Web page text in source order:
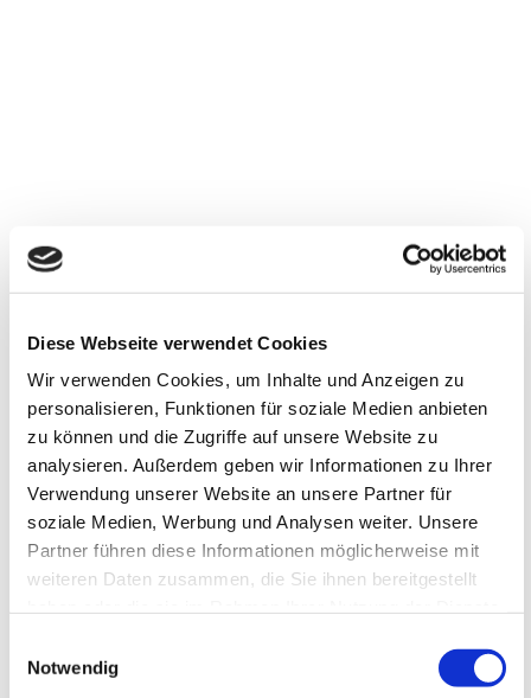
Diese Webseite verwendet Cookies
Wir verwenden Cookies, um Inhalte und Anzeigen zu
personalisieren, Funktionen für soziale Medien anbieten
zu können und die Zugriffe auf unsere Website zu
analysieren. Außerdem geben wir Informationen zu Ihrer
Verwendung unserer Website an unsere Partner für
soziale Medien, Werbung und Analysen weiter. Unsere
Partner führen diese Informationen möglicherweise mit
weiteren Daten zusammen, die Sie ihnen bereitgestellt
Notwendig
Ihr direkter Weg zu unserem Stellenportal